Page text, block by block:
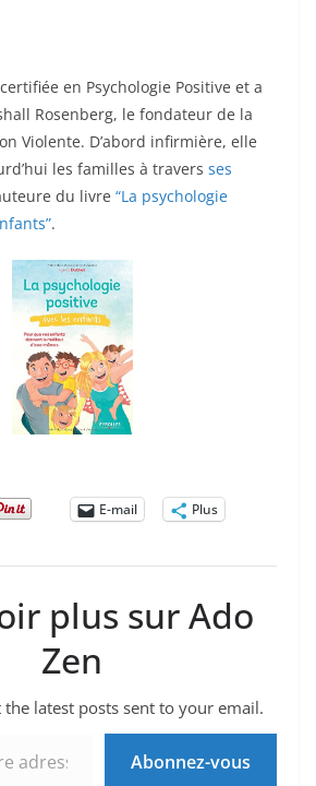
en Psychologie Positive et a
Rosenberg, le fondateur de la
Violente. D’abord infirmière, elle
les familles à travers ses
du livre “La psychologie
.
E-mail
Plus
plus sur Ado
Zen
the latest posts sent to your email.
Abonnez-vous